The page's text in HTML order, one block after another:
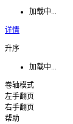
加载中...
详情
升序
加载中...
卷轴模式
左手翻页
右手翻页
帮助